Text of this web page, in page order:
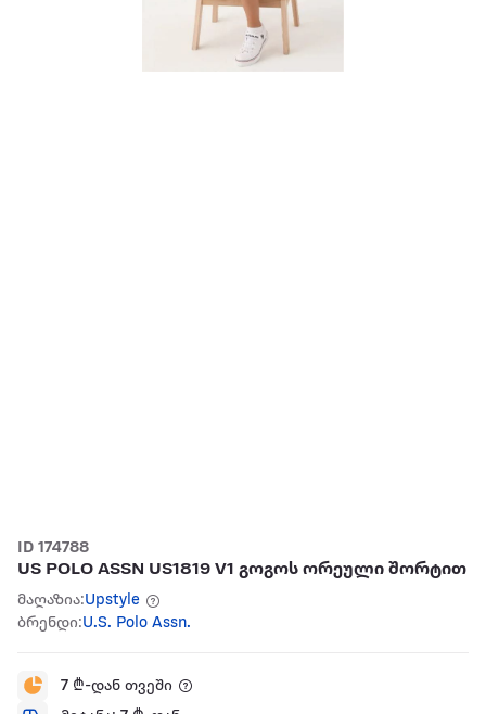
ID 174788
US POLO ASSN US1819 V1 გოგოს ორეული შორტით
მაღაზია:Upstyle
ბრენდი:U.S. Polo Assn.
7 ₾-დან თვეში